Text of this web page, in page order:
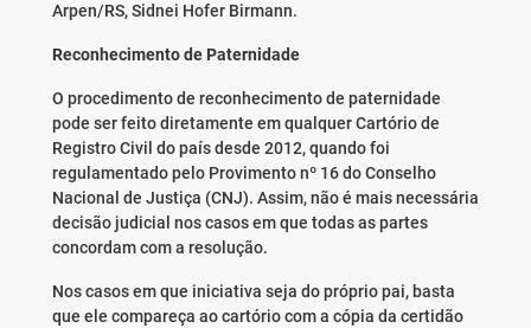
Arpen/RS, Sidnei Hofer Birmann.
Reconhecimento de Paternidade
O procedimento de reconhecimento de paternidade
pode ser feito diretamente em qualquer Cartório de
Registro Civil do país desde 2012, quando foi
regulamentado pelo Provimento nº 16 do Conselho
Nacional de Justiça (CNJ). Assim, não é mais necessária
decisão judicial nos casos em que todas as partes
concordam com a resolução.
Nos casos em que iniciativa seja do próprio pai, basta
que ele compareça ao cartório com a cópia da certidão